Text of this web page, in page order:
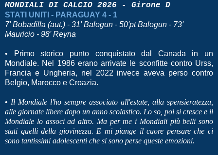
MONDIALI DI CALCIO 2026 - Girone D
STATI UNITI - PARAGUAY 4 - 1
7' Bobadilla (aut.) - 31' Balogun - 50'pt Balogun - 73'
Mauricio - 98' Reyna
•
Primo storico punto conquistato dal Canada in un
Mondiale. Nel 1986 erano arrivate le sconfitte contro Urss,
Francia e Ungheria, nel 2022 invece aveva perso contro
Belgio, Marocco e Croazia.
• Il Mondiale l'ho sempre associato all'estate, alla spensieratezza,
alle giornate libere dopo un anno scolastico. Lo so, poi si cresce e il
Mondiale lo associ ad altro. Ma per me i Mondiali più belli sono
stati quelli della giovinezza. E mi piange il cuore pensare che ci
sono tantissimi adolescenti che si sono perse queste emozioni.